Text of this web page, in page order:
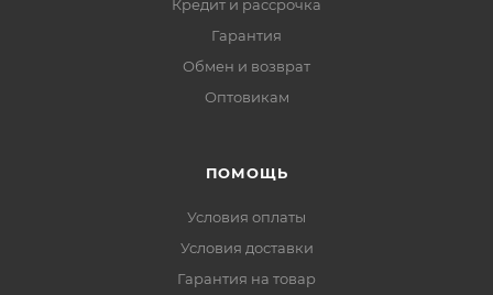
Кредит и рассрочка
Гарантия
Обмен и возврат
Оптовикам
ПОМОЩЬ
Условия оплаты
Условия доставки
Гарантия на товар